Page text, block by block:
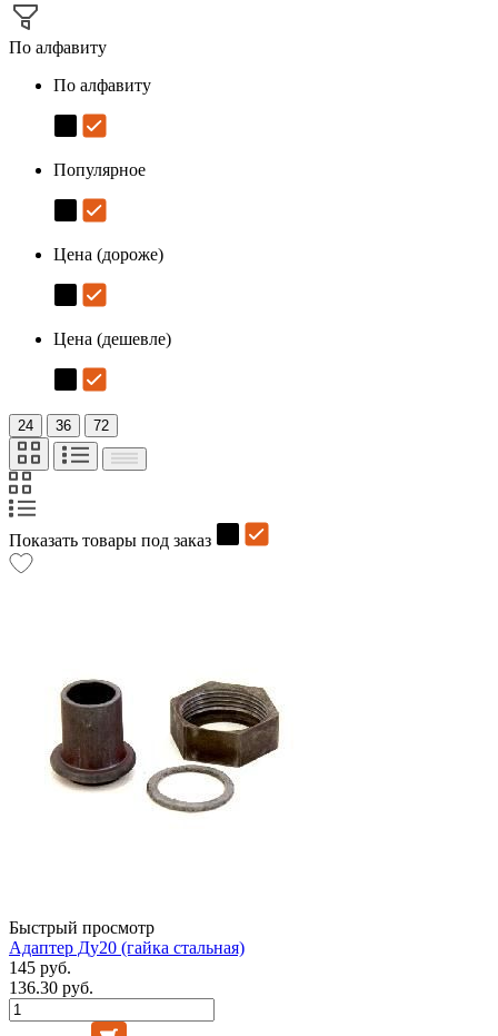
По алфавиту
По алфавиту
Популярное
Цена (дороже)
Цена (дешевле)
24 36 72
Показать товары под заказ
Быстрый просмотр
Адаптер Ду20 (гайка стальная)
145 руб.
136.30 руб.